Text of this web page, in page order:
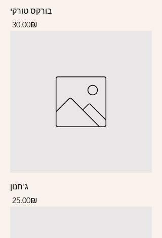
בורקס טורקי
Price ‏30.00 ‏₪
ג'חנון
Price ‏25.00 ‏₪